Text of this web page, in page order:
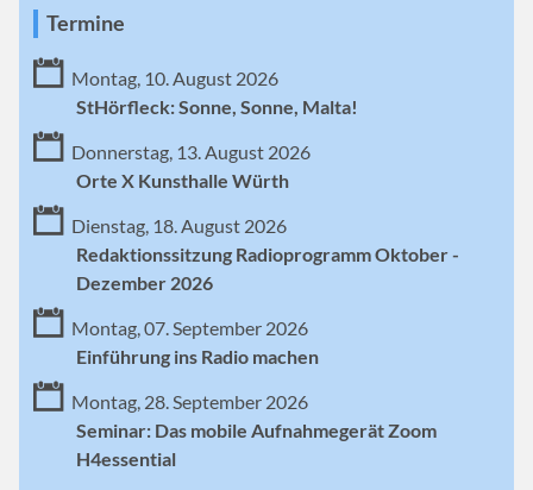
Termine
Montag, 10. August 2026
StHörfleck: Sonne, Sonne, Malta!
Donnerstag, 13. August 2026
Orte X Kunsthalle Würth
Dienstag, 18. August 2026
Redaktionssitzung Radioprogramm Oktober -
Dezember 2026
Montag, 07. September 2026
Einführung ins Radio machen
Montag, 28. September 2026
Seminar: Das mobile Aufnahmegerät Zoom
H4essential